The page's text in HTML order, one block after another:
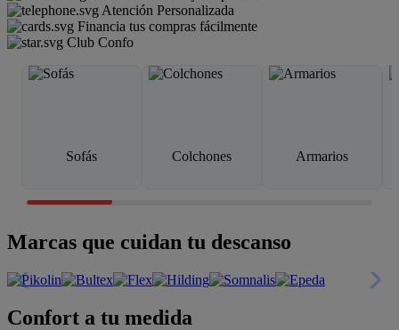
Atención Personalizada
Financia tus compras fácilmente
Club Confo
Sofás Colchones Armarios
Marcas que cuidan tu descanso
Confort a tu medida